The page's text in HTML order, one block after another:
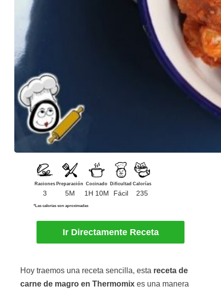
Raciones
3
Preparación
5M
Cocinado
1H 10M
Dificultad
Fácil
Calorías
235
*Las calorías son aproximadas
Ir Directamente Receta
Hoy traemos una receta sencilla, esta receta de
carne de magro en Thermomix es una manera